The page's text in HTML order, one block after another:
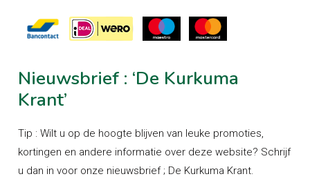
Nieuwsbrief : ‘De Kurkuma
Krant’
Tip : Wilt u op de hoogte blijven van leuke promoties,
kortingen en andere informatie over deze website? Schrijf
u dan in voor onze nieuwsbrief ; De Kurkuma Krant.